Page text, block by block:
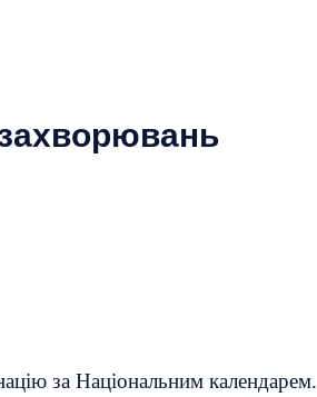
за Національним календарем.